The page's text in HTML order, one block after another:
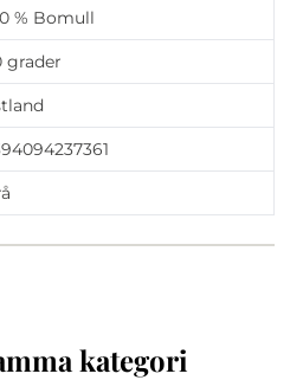
% Bomull
grader
kategori